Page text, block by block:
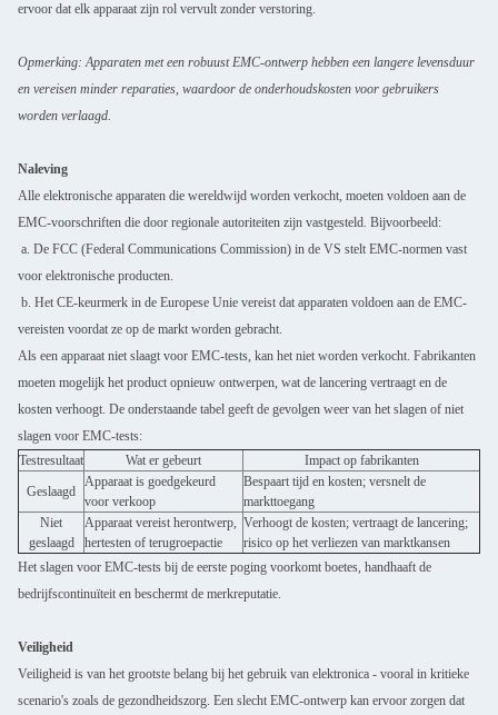
ervoor dat elk apparaat zijn rol vervult zonder verstoring.
Opmerking: Apparaten met een robuust EMC-ontwerp hebben een langere levensduur
en vereisen minder reparaties, waardoor de onderhoudskosten voor gebruikers
worden verlaagd.
Naleving
Alle elektronische apparaten die wereldwijd worden verkocht, moeten voldoen aan de
EMC-voorschriften die door regionale autoriteiten zijn vastgesteld. Bijvoorbeeld:
a. De FCC (Federal Communications Commission) in de VS stelt EMC-normen vast
voor elektronische producten.
b. Het CE-keurmerk in de Europese Unie vereist dat apparaten voldoen aan de EMC-
vereisten voordat ze op de markt worden gebracht.
Als een apparaat niet slaagt voor EMC-tests, kan het niet worden verkocht. Fabrikanten
moeten mogelijk het product opnieuw ontwerpen, wat de lancering vertraagt en de
kosten verhoogt. De onderstaande tabel geeft de gevolgen weer van het slagen of niet
slagen voor EMC-tests:
Testresultaat
Wat er gebeurt
Impact op fabrikanten
Geslaagd
Apparaat is goedgekeurd
voor verkoop
Bespaart tijd en kosten; versnelt de
markttoegang
Niet
geslaagd
Apparaat vereist herontwerp,
hertesten of terugroepactie
Verhoogt de kosten; vertraagt de lancering;
risico op het verliezen van marktkansen
Het slagen voor EMC-tests bij de eerste poging voorkomt boetes, handhaaft de
bedrijfscontinuïteit en beschermt de merkreputatie.
Veiligheid
Veiligheid is van het grootste belang bij het gebruik van elektronica - vooral in kritieke
scenario's zoals de gezondheidszorg. Een slecht EMC-ontwerp kan ervoor zorgen dat